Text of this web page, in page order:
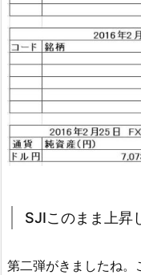
SJIこのまま上昇
第二弾がきましたね。